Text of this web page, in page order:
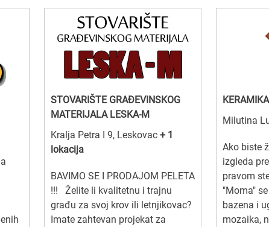
STOVARIŠTE GRAĐEVINSKOG
MATERIJALA LESKA-M
Kralja Petra I 9, Leskovac + 1
lokacija
BAVIMO SE I PRODAJOM PELETA
!!! Želite li kvalitetnu i trajnu
građu za svoj krov ili letnjikovac?
Imate zahtevan projekat za
Milutina
Ako biste
izgleda
pravom
"Moma"
bazena i
mozaika,